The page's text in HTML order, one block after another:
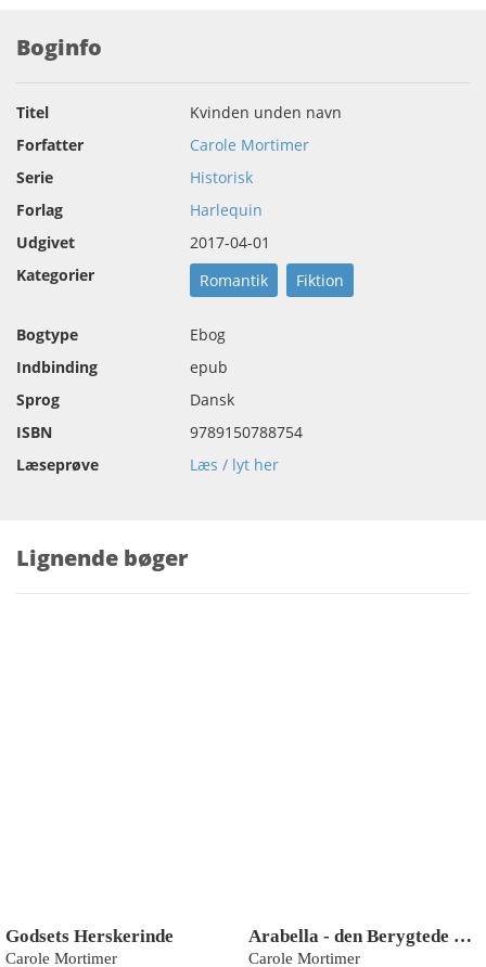
Boginfo
Titel
Kvinden unden navn
Forfatter
Carole Mortimer
Serie
Historisk
Forlag
Harlequin
Udgivet
2017-04-01
Kategorier
Romantik Fiktion
Bogtype
Ebog
Indbinding
epub
Sprog
Dansk
ISBN
9789150788754
Læseprøve
Læs / lyt her
Lignende bøger
Godsets Herskerinde
Carole Mortimer
Arabella - den Berygtede Lady
Carole Mortimer